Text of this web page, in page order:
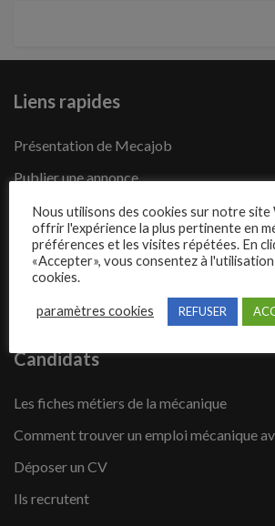
Liens rapides
Présentation de Mecajob
Publier une annonce
Offres d’emploi
Questions fréquentes
Blog
Contact
Candidats
Les fiches métiers de la mécanique
Comment trouver un emploi mécanique
Déposer un CV
Ils recrutent
Nous utilisons des cookies sur notre site
offrir l'expérience la plus pertinente en
préférences et les visites répétées. En
«Accepter», vous consentez à l'utilisation
cookies.
paramètres cookies REFUSER